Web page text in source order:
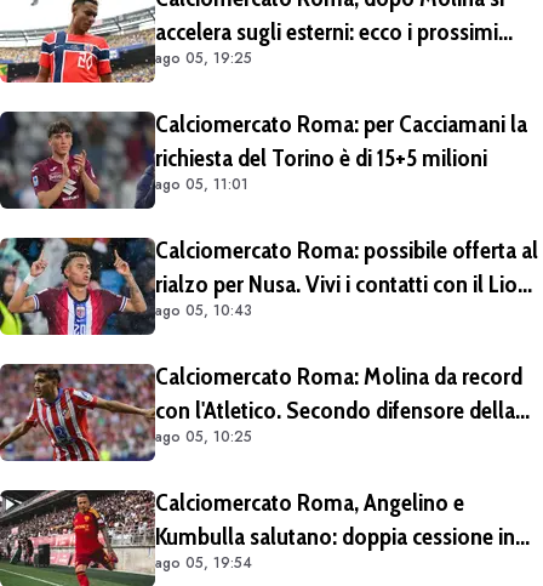
accelera sugli esterni: ecco i prossimi
obiettivi
ago 05, 19:25
Calciomercato Roma: per Cacciamani la
richiesta del Torino è di 15+5 milioni
ago 05, 11:01
Calciomercato Roma: possibile offerta al
rialzo per Nusa. Vivi i contatti con il Lione
per Fofana
ago 05, 10:43
Calciomercato Roma: Molina da record
con l'Atletico. Secondo difensore della
Liga per gol e assist nelle ultime 4
ago 05, 10:25
Calciomercato Roma, Angelino e
Kumbulla salutano: doppia cessione in
Spagna
ago 05, 19:54